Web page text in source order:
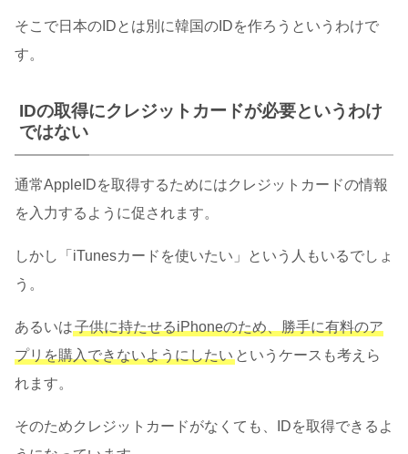
そこで日本のIDとは別に韓国のIDを作ろうというわけで
す。
IDの取得にクレジットカードが必要というわけ
ではない
通常AppleIDを取得するためにはクレジットカードの情報
を入力するように促されます。
しかし「iTunesカードを使いたい」という人もいるでしょ
う。
あるいは子供に持たせるiPhoneのため、勝手に有料のア
プリを購入できないようにしたい というケースも考えら
れます。
そのためクレジットカードがなくても、IDを取得できるよ